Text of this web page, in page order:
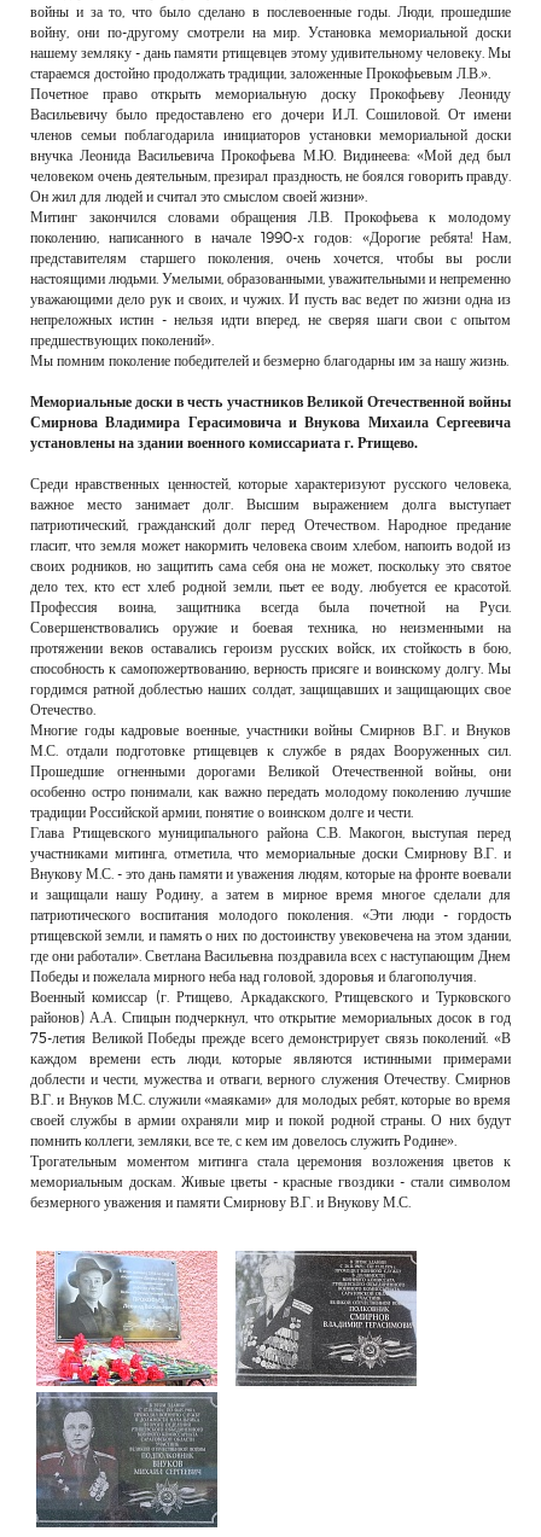
войны и за то, что было сделано в послевоенные годы. Люди, прошедшие
войну, они по-другому смотрели на мир. Установка мемориальной доски
нашему земляку - дань памяти ртищевцев этому удивительному человеку. Мы
стараемся достойно продолжать традиции, заложенные Прокофьевым Л.В.».
Почетное право открыть мемориальную доску Прокофьеву Леониду
Васильевичу было предоставлено его дочери И.Л. Сошиловой. От имени
членов семьи поблагодарила инициаторов установки мемориальной доски
внучка Леонида Васильевича Прокофьева М.Ю. Видинеева: «Мой дед был
человеком очень деятельным, презирал праздность, не боялся говорить правду.
Он жил для людей и считал это смыслом своей жизни».
Митинг закончился словами обращения Л.В. Прокофьева к молодому
поколению, написанного в начале 1990-х годов: «Дорогие ребята! Нам,
представителям старшего поколения, очень хочется, чтобы вы росли
настоящими людьми. Умелыми, образованными, уважительными и непременно
уважающими дело рук и своих, и чужих. И пусть вас ведет по жизни одна из
непреложных истин - нельзя идти вперед, не сверяя шаги свои с опытом
предшествующих поколений».
Мы помним поколение победителей и безмерно благодарны им за нашу жизнь.
Мемориальные доски в честь участников Великой Отечественной войны
Смирнова Владимира Герасимовича и Внукова Михаила Сергеевича
установлены на здании военного комиссариата г. Ртищево.
Среди нравственных ценностей, которые характеризуют русского человека,
важное место занимает долг. Высшим выражением долга выступает
патриотический, гражданский долг перед Отечеством. Народное предание
гласит, что земля может накормить человека своим хлебом, напоить водой из
своих родников, но защитить сама себя она не может, поскольку это святое
дело тех, кто ест хлеб родной земли, пьет ее воду, любуется ее красотой.
Профессия воина, защитника всегда была почетной на Руси.
Совершенствовались оружие и боевая техника, но неизменными на
протяжении веков оставались героизм русских войск, их стойкость в бою,
способность к самопожертвованию, верность присяге и воинскому долгу. Мы
гордимся ратной доблестью наших солдат, защищавших и защищающих свое
Отечество.
Многие годы кадровые военные, участники войны Смирнов В.Г. и Внуков
М.С. отдали подготовке ртищевцев к службе в рядах Вооруженных сил.
Прошедшие огненными дорогами Великой Отечественной войны, они
особенно остро понимали, как важно передать молодому поколению лучшие
традиции Российской армии, понятие о воинском долге и чести.
Глава Ртищевского муниципального района С.В. Макогон, выступая перед
участниками митинга, отметила, что мемориальные доски Смирнову В.Г. и
Внукову М.С. - это дань памяти и уважения людям, которые на фронте воевали
и защищали нашу Родину, а затем в мирное время многое сделали для
патриотического воспитания молодого поколения. «Эти люди - гордость
ртищевской земли, и память о них по достоинству увековечена на этом здании,
где они работали». Светлана Васильевна поздравила всех с наступающим Днем
Победы и пожелала мирного неба над головой, здоровья и благополучия.
Военный комиссар (г. Ртищево, Аркадакского, Ртищевского и Турковского
районов) А.А. Спицын подчеркнул, что открытие мемориальных досок в год
75-летия Великой Победы прежде всего демонстрирует связь поколений. «В
каждом времени есть люди, которые являются истинными примерами
доблести и чести, мужества и отваги, верного служения Отечеству. Смирнов
В.Г. и Внуков М.С. служили «маяками» для молодых ребят, которые во время
своей службы в армии охраняли мир и покой родной страны. О них будут
помнить коллеги, земляки, все те, с кем им довелось служить Родине».
Трогательным моментом митинга стала церемония возложения цветов к
мемориальным доскам. Живые цветы - красные гвоздики - стали символом
безмерного уважения и памяти Смирнову В.Г. и Внукову М.С.